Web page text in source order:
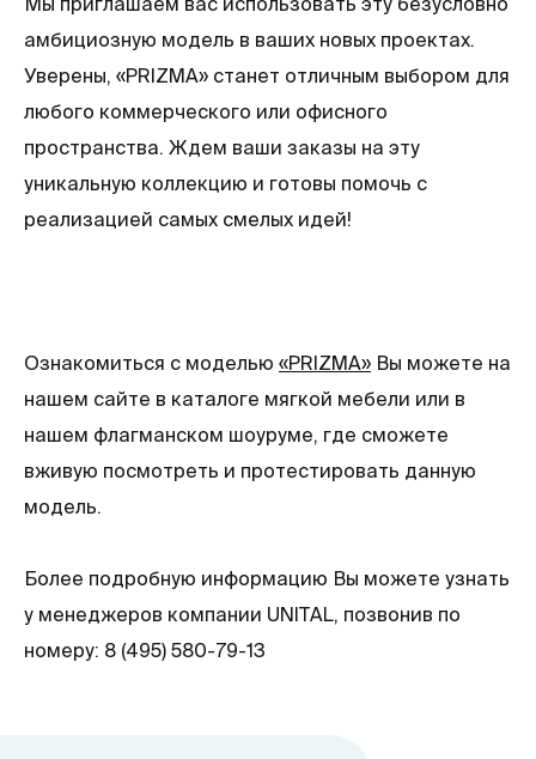
амбициозную модель в ваших новых проектах.
Уверены, «PRIZMA» станет отличным выбором для
любого коммерческого или офисного
пространства. Ждем ваши заказы на эту
уникальную коллекцию и готовы помочь с
реализацией самых смелых идей!
Ознакомиться с моделью «PRIZMA» Вы можете на
нашем сайте в каталоге мягкой мебели или в
нашем флагманском шоуруме, где сможете
вживую посмотреть и протестировать данную
модель.
Более подробную информацию Вы можете узнать
у менеджеров компании UNITAL, позвонив по
номеру: 8 (495) 580-79-13